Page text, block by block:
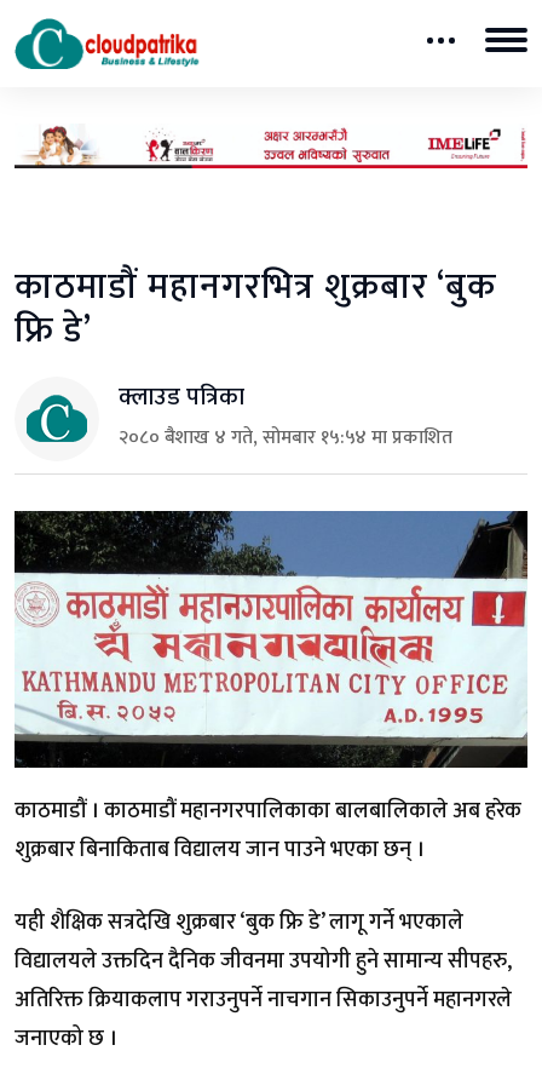
काठमाडौं महानगरभित्र शुक्रबार ‘बुक
फ्रि डे’
क्लाउड पत्रिका
२०८० बैशाख ४ गते, सोमबार १५:५४ मा प्रकाशित
काठमाडौं । काठमाडौं महानगरपालिकाका बालबालिकाले अब हरेक
शुक्रबार बिनाकिताब विद्यालय जान पाउने भएका छन् ।
यही शैक्षिक सत्रदेखि शुक्रबार ‘बुक फ्रि डे’ लागू गर्ने भएकाले
विद्यालयले उक्तदिन दैनिक जीवनमा उपयोगी हुने सामान्य सीपहरु,
अतिरिक्त क्रियाकलाप गराउनुपर्ने नाचगान सिकाउनुपर्ने महानगरले
जनाएको छ ।